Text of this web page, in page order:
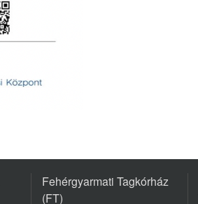
Fehérgyarmati Tagkórház
(FT)